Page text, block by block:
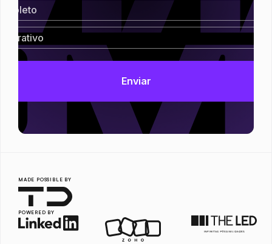
MADE POSSIBLE BY
POWERED BY